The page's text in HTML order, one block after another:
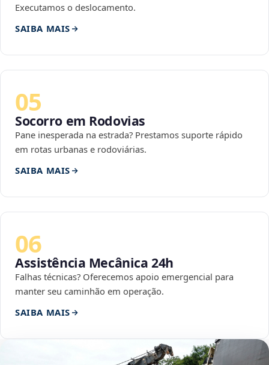
Executamos o deslocamento.
SAIBA MAIS
05
Socorro em Rodovias
Pane inesperada na estrada? Prestamos suporte rápido
em rotas urbanas e rodoviárias.
SAIBA MAIS
06
Assistência Mecânica 24h
Falhas técnicas? Oferecemos apoio emergencial para
manter seu caminhão em operação.
SAIBA MAIS